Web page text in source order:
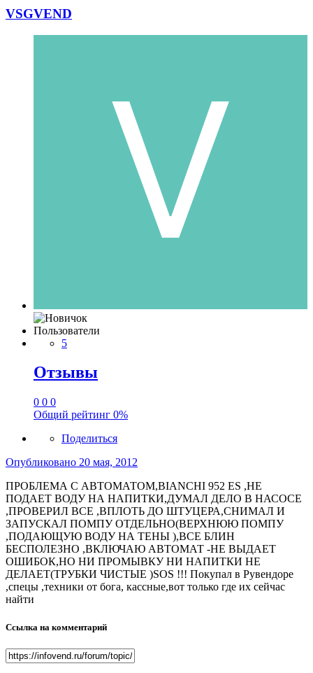
VSGVEND
Пользователи
5
Отзывы
0 0 0
Общий рейтинг 0%
Поделиться
Опубликовано 20 мая, 2012
ПРОБЛЕМА С АВТОМАТОМ,BIANCHI 952 ES ,НЕ
ПОДАЕТ ВОДУ НА НАПИТКИ,ДУМАЛ ДЕЛО В НАСОСЕ
,ПРОВЕРИЛ ВСЕ ,ВПЛОТЬ ДО ШТУЦЕРА,СНИМАЛ И
ЗАПУСКАЛ ПОМПУ ОТДЕЛЬНО(ВЕРХНЮЮ ПОМПУ
,ПОДАЮЩУЮ ВОДУ НА ТЕНЫ ),ВСЕ БЛИН
БЕСПОЛЕЗНО ,ВКЛЮЧАЮ АВТОМАТ -НЕ ВЫДАЕТ
ОШИБОК,НО НИ ПРОМЫВКУ НИ НАПИТКИ НЕ
ДЕЛАЕТ(ТРУБКИ ЧИСТЫЕ )SOS !!! Покупал в Рувендоре
,спецы ,техники от бога, кассные,вот только где их сейчас
найти
Ссылка на комментарий